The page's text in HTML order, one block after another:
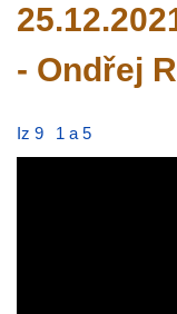
- Ondřej
Iz 9 1 a 5